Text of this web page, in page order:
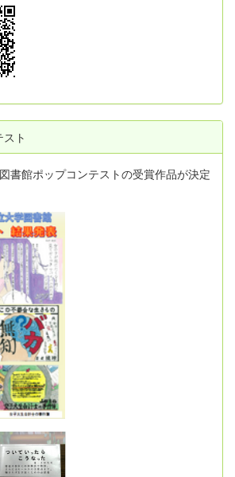
ト
書館ポップコンテストの受賞作品が決定